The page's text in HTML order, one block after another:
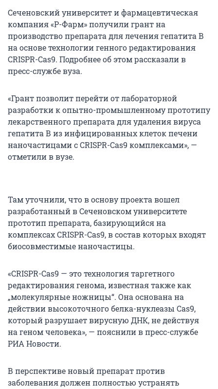
Сеченовский университет и фармацевтическая
компания «Р-Фарм» получили грант на
производство препарата для лечения гепатита В
на основе технологии генного редактирования
CRISPR-Cas9. Подробнее об этом рассказали в
пресс-службе вуза.
«Грант позволит перейти от лабораторной
разработки к опытно-промышленному прототипу
лекарственного препарата для удаления вируса
гепатита В из инфицированных клеток печени
наночастицами с CRISPR-Cas9 комплексами», —
отметили в вузе.
Там уточнили, что в основу проекта вошел
разработанный в Сеченовском университете
прототип препарата, базирующийся на
комплексах CRISPR-Cas9, в состав которых входят
биосовместимые наночастицы.
«CRISPR-Cas9 — это технология таргетного
редактирования генома, известная также как
„молекулярные ножницы“. Она основана на
действии высокоточного белка-нуклеазы Cas9,
который разрушает вирусную ДНК, не действуя
на геном человека», — пояснили в пресс-службе
РИА Новости.
В перспективе новый препарат против
заболевания должен полностью устранять